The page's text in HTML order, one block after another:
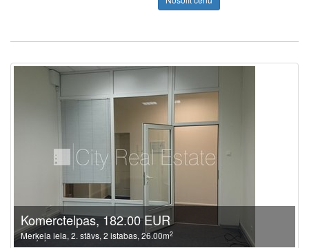
Komerctelpas, 182.00 EUR
Merķeļa iela, 2. stāvs, 2 istabas, 26.00m2